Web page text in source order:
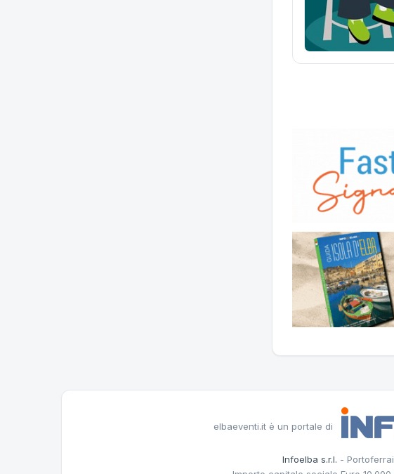
elbaeventi.it è un portale di
Infoelba s.r.l. -